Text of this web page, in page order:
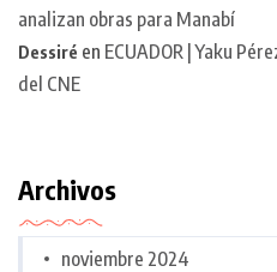
analizan obras para Manabí
Dessiré en ECUADOR | Yaku
del CNE
Archivos
noviembre 2024